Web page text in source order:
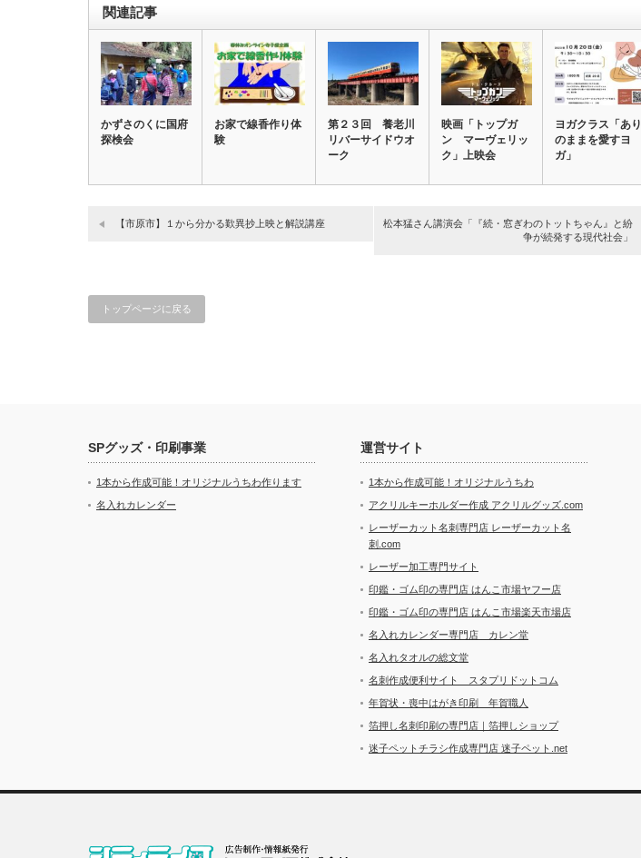
関連記事
かずさのくに国府
探検会
お家で線香作り体
験
第２３回 養老川
リバーサイドウオ
ーク
映画「トップガ
ン マーヴェリッ
ク」上映会
ヨガクラス「あり
のままを愛すヨ
ガ」
【市原市】１から分かる歎異抄上映と解説講座
松本猛さん講演会「『続・窓ぎわのトットちゃん』と紛
争が続発する現代社会」
トップページに戻る
SPグッズ・印刷事業
1本から作成可能！オリジナルうちわ作ります
名入れカレンダー
運営サイト
1本から作成可能！オリジナルうちわ
アクリルキーホルダー作成 アクリルグッズ.com
レーザーカット名刺専門店 レーザーカット名
刺.com
レーザー加工専門サイト
印鑑・ゴム印の専門店 はんこ市場ヤフー店
印鑑・ゴム印の専門店 はんこ市場楽天市場店
名入れカレンダー専門店 カレン堂
名入れタオルの総文堂
名刺作成便利サイト スタプリドットコム
年賀状・喪中はがき印刷 年賀職人
箔押し名刺印刷の専門店｜箔押しショップ
迷子ペットチラシ作成専門店 迷子ペット.net